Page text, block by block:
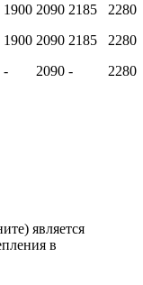
1900
1900
-
2090
2090
2090
2185
2185
-
2280
2280
2280
является
в